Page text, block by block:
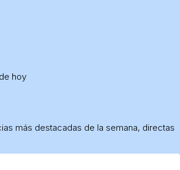
de hoy
más destacadas de la semana, directas